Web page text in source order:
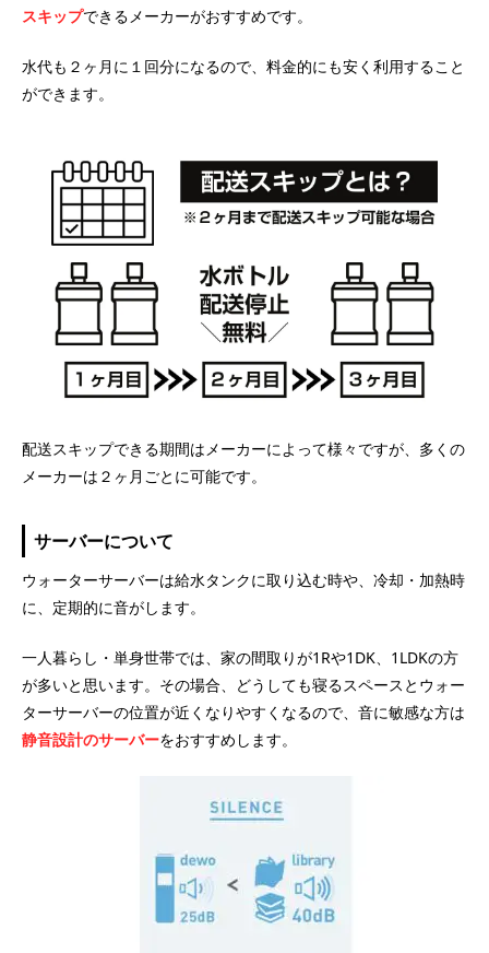
スキップできるメーカーがおすすめです。
水代も２ヶ月に１回分になるので、料金的にも安く利用すること
ができます。
配送スキップできる期間はメーカーによって様々ですが、多くの
メーカーは２ヶ月ごとに可能です。
サーバーについて
ウォーターサーバーは給水タンクに取り込む時や、冷却・加熱時
に、定期的に音がします。
一人暮らし・単身世帯では、家の間取りが1Rや1DK、1LDKの方
が多いと思います。その場合、どうしても寝るスペースとウォー
ターサーバーの位置が近くなりやすくなるので、音に敏感な方は
静音設計のサーバーをおすすめします。